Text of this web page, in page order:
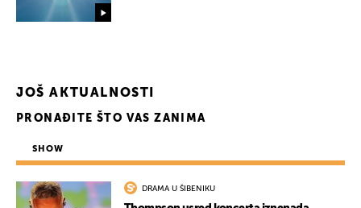
JOŠ AKTUALNOSTI
PRONAĐITE ŠTO VAS ZANIMA
SHOW
DRAMA U ŠIBENIKU